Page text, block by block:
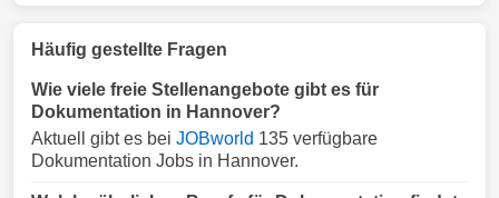
Häufig gestellte Fragen
Wie viele freie Stellenangebote gibt es für
Dokumentation in Hannover?
Aktuell gibt es bei JOBworld 135 verfügbare
Dokumentation Jobs in Hannover.